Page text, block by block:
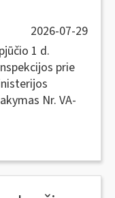
2026-07-29
1 d.
prie
Nr. VA-